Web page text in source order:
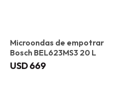
Microondas de empotrar
Bosch BEL623MS3 20 L
USD669